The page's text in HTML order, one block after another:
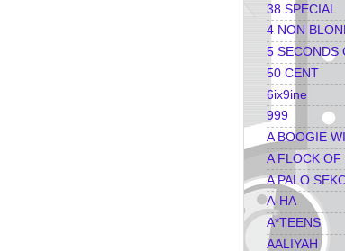
38 SPECIAL
4 NON
5 SECONDS
50 CENT
6ix9ine
999
A BOOGIE
A FLOCK OF
A PALO
A-HA
A*TEENS
AALIYAH